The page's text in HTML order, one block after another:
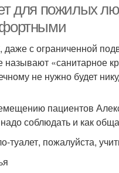
для пожилых
даже с ограниченной
называют «санитарное
не нужно будет
пациентов
соблюдать и как
туалет, пожалуйста,